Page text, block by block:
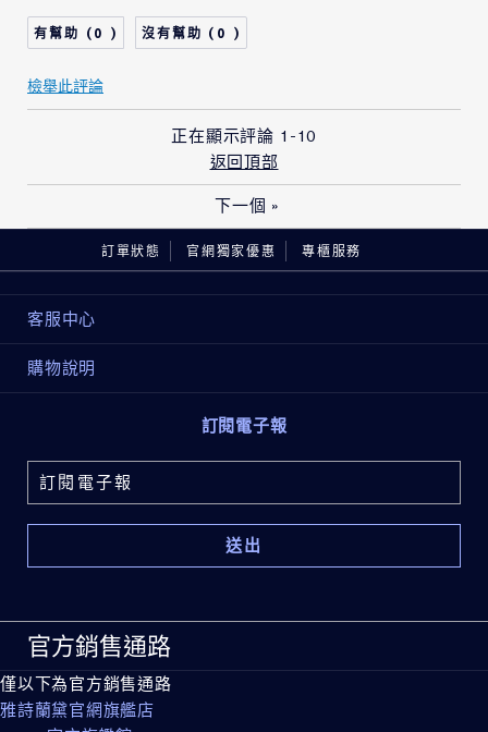
0 0
檢舉此評論
正在顯示評論 1-10
返回頂部
下一個 »
訂單狀態 官網獨家優惠 專櫃服務
客服中心
購物說明
訂閱電子報
官方銷售通路
僅以下為官方銷售通路
雅詩蘭黛官網旗艦店